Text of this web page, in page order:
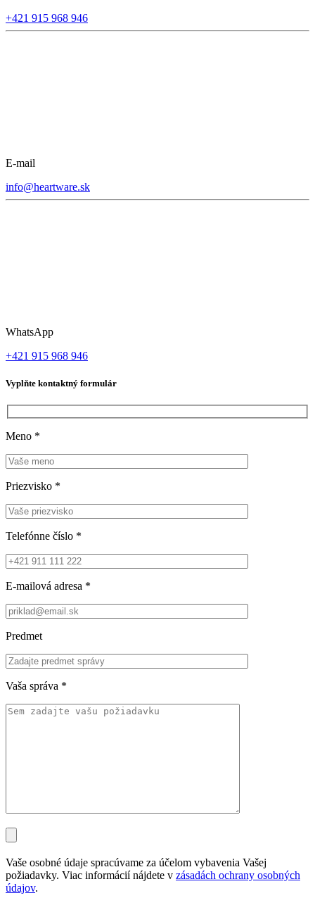
+421 915 968 946
E-mail
info@heartware.sk
WhatsApp
+421 915 968 946
Vyplňte kontaktný formulár
Meno *
Priezvisko *
Telefónne číslo *
E-mailová adresa *
Predmet
Vaša správa *
Vaše osobné údaje spracúvame za účelom vybavenia Vašej
požiadavky. Viac informácií nájdete v zásadách ochrany osobných
údajov.